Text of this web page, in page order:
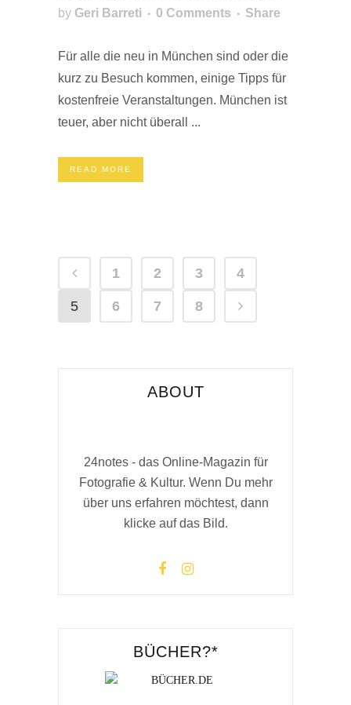
by Geri Barreti 0 Comments Share
Für alle die neu in München sind oder die
kurz zu Besuch kommen, einige Tipps für
kostenfreie Veranstaltungen. München ist
teuer, aber nicht überall ...
READ MORE
1 2 3 4
5 6 7 8
ABOUT
24notes - das Online-Magazin für
Fotografie & Kultur. Wenn Du mehr
über uns erfahren möchtest, dann
klicke auf das Bild.
BÜCHER?*